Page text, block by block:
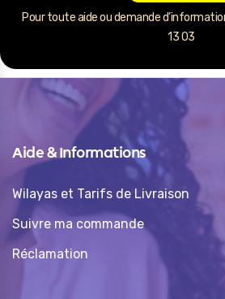
Pour toute aide ou demande
13 03
Aide & Informations
Wilayas et Tarifs de Livraison
Suivre ma commande
Réclamation